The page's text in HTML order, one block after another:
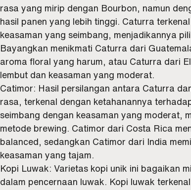
rasa yang mirip dengan Bourbon, namun
hasil panen yang lebih tinggi. Caturra
keasaman yang seimbang, menjadikannya
Bayangkan menikmati Caturra dari
aroma floral yang harum, atau Caturra dari
lembut dan keasaman yang moderat.
Catimor: Hasil persilangan antara Caturra
rasa, terkenal dengan ketahanannya
seimbang dengan keasaman yang moderat,
metode brewing. Catimor dari Costa Rica
balanced, sedangkan Catimor dari India
keasaman yang tajam.
Kopi Luwak: Varietas kopi unik ini bagaikan
dalam pencernaan luwak. Kopi luwak